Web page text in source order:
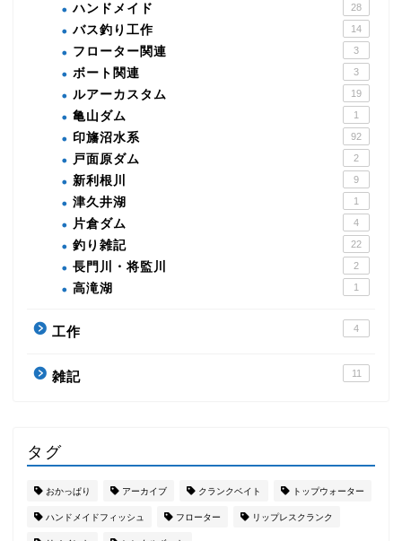
ハンドメイド 28
バス釣り工作 14
フローター関連 3
ボート関連 3
ルアーカスタム 19
亀山ダム 1
印旛沼水系 92
戸面原ダム 2
新利根川 9
津久井湖 1
片倉ダム 4
釣り雑記 22
長門川・将監川 2
高滝湖 1
工作 4
雑記 11
タグ
おかっぱり アーカイブ クランクベイト トップウォーター
ハンドメイドフィッシュ フローター リップレスクランク